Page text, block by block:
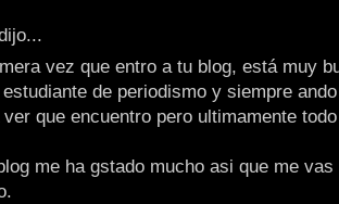
vez que entro a tu blog, está muy
de periodismo y siempre
que encuentro pero ultimamente
me ha gstado mucho asi que me